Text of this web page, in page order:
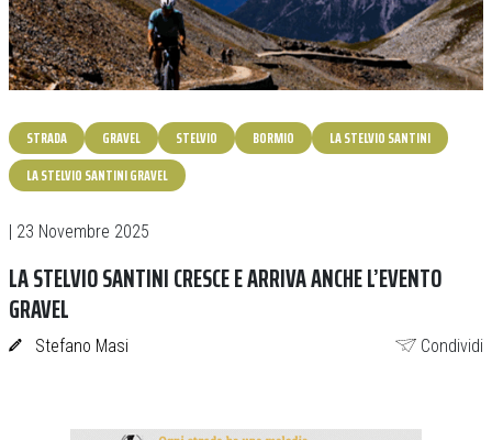
STRADA GRAVEL STELVIO BORMIO
LA STELVIO SANTINI
LA STELVIO SANTINI GRAVEL
| 23 Novembre 2025
LA STELVIO SANTINI CRESCE E ARRIVA ANCHE L’EVENTO
GRAVEL
Stefano Masi Condividi